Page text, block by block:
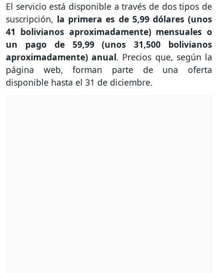
El servicio está disponible a través de dos tipos de
suscripción, la primera es de 5,99 dólares (unos
41 bolivianos aproximadamente) mensuales o
un pago de 59,99 (unos 31,500 bolivianos
aproximadamente) anual. Precios que, según la
página web, forman parte de una oferta
disponible hasta el 31 de diciembre.